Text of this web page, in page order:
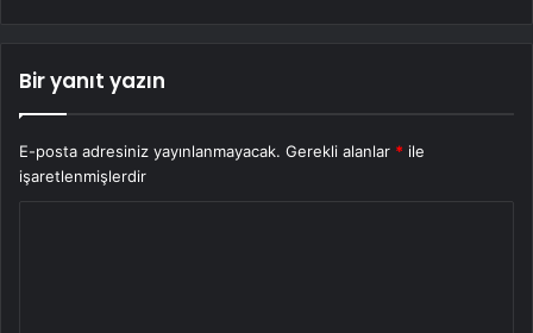
Bir yanıt yazın
E-posta adresiniz yayınlanmayacak. Gerekli alanlar * ile
işaretlenmişlerdir